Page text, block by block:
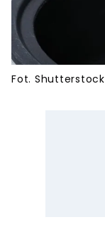
Fot.